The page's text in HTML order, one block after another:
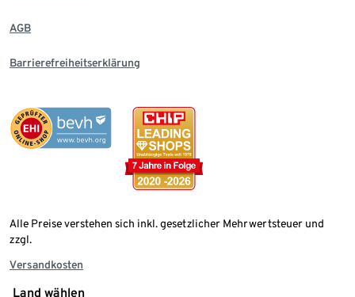
AGB
Barrierefreiheitserklärung
Alle Preise verstehen sich inkl. gesetzlicher Mehrwertsteuer und
zzgl.
Versandkosten
Land wählen